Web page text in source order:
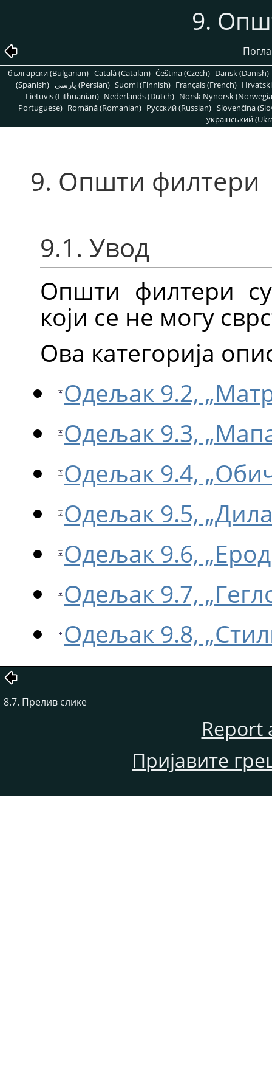
9.
български (Bulgarian) Català (Catalan) Čeština (Czech) Dansk (Danish)
(Spanish)
پارسی (Persian) Suomi (Finnish) Français (French)
Lietuvis (Lithuanian) Nederlands (Dutch) Norsk Nynorsk
Portuguese) Română (Romanian) Pусский (Russian) Slovenčina
український
9. Општи филтери
9.1. Увод
Општи филтери
који се не могу
Ова категорија
Одељак 9.2,
Одељак 9.3,
Одељак 9.4,
Одељак 9.5,
Одељак 9.6,
Одељак 9.7,
Одељак 9.8,
8.7. Прелив слике
Report
Пријавите